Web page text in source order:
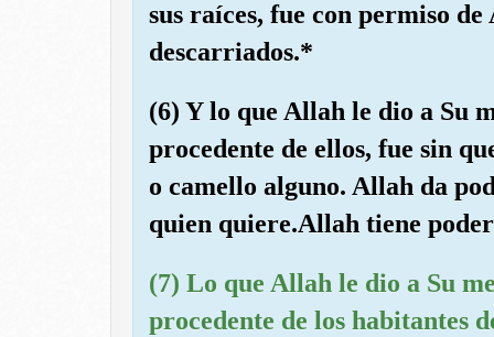
sus raíces, fue con permiso
descarriados.*
(6) Y lo que Allah le dio a Su
procedente de ellos, fue sin
o camello alguno. Allah da
quien quiere.Allah tiene poder
(7) Lo que Allah le dio a Su
procedente de los habitantes